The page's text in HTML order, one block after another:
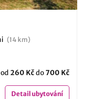
(14 km)
260 Kčdo700 Kč
Detailubytování